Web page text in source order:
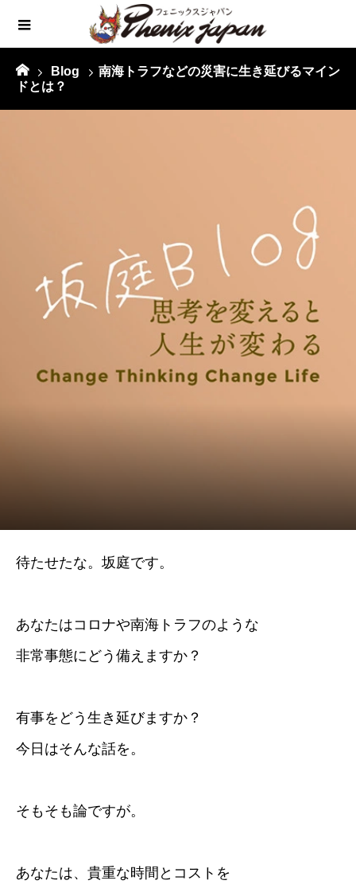
Blog
南海トラフなどの災害に生き延びるマイン
ドとは？
待たせたな。坂庭です。
あなたはコロナや南海トラフのような
非常事態にどう備えますか？
有事をどう生き延びますか？
今日はそんな話を。
そもそも論ですが。
あなたは、貴重な時間とコストを